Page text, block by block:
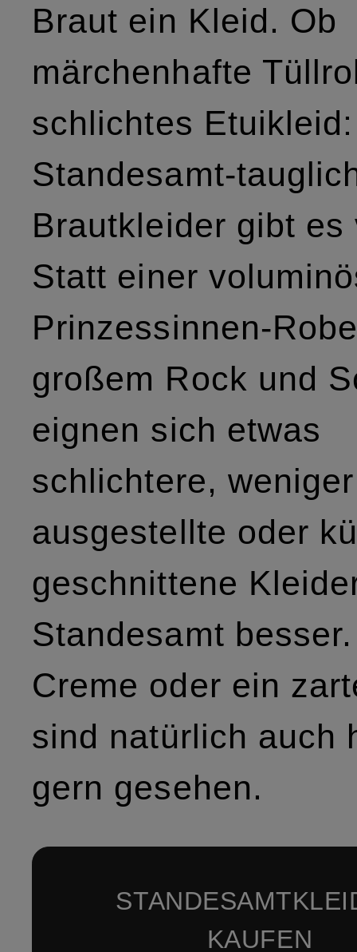
Braut ein Kleid. Ob
märchenhafte
schlichtes Etuikleid:
Standesamt-
Brautkleider gibt es
Statt einer
Prinzessinnen-
großem Rock und
eignen sich etwas
schlichtere, weniger
ausgestellte oder
geschnittene
Standesamt
Creme oder ein
sind natürlich auch
gern gesehen.
KAUFEN